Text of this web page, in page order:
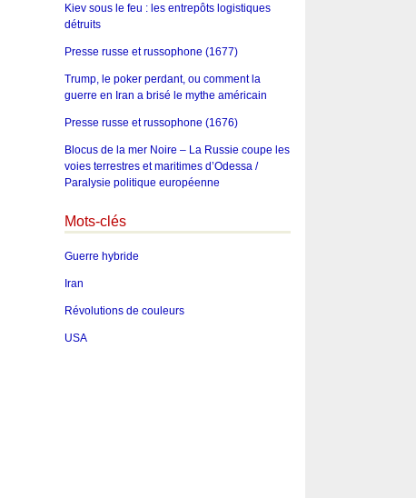
Kiev sous le feu : les entrepôts logistiques
détruits
Presse russe et russophone (1677)
Trump, le poker perdant, ou comment la
guerre en Iran a brisé le mythe américain
Presse russe et russophone (1676)
Blocus de la mer Noire – La Russie coupe les
voies terrestres et maritimes d’Odessa /
Paralysie politique européenne
Mots-clés
Guerre hybride
Iran
Révolutions de couleurs
USA